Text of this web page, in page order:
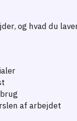
og hvad du
af arbejdet